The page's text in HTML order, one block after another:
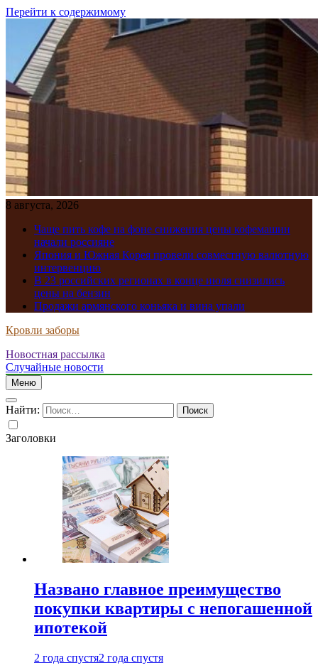
Перейти к содержимому
8 августа, 2026
Чаще пить кофе на фоне снижения цены кофемашин
начали россияне
Япония и Южная Корея провели совместную валютную
интервенцию
В 23 российских регионах в конце июля снизились
цены на бензин
Продажи армянского коньяка и вина упали
Кровли заборы
Новостная рассылка
Случайные новости
Меню
Найти:
Заголовки
Названо главное преимущество
покупки квартиры с непогашенной
ипотекой
2 года спустя2 года спустя